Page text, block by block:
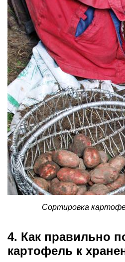
Сортировка
4. Как правильно
картофель к